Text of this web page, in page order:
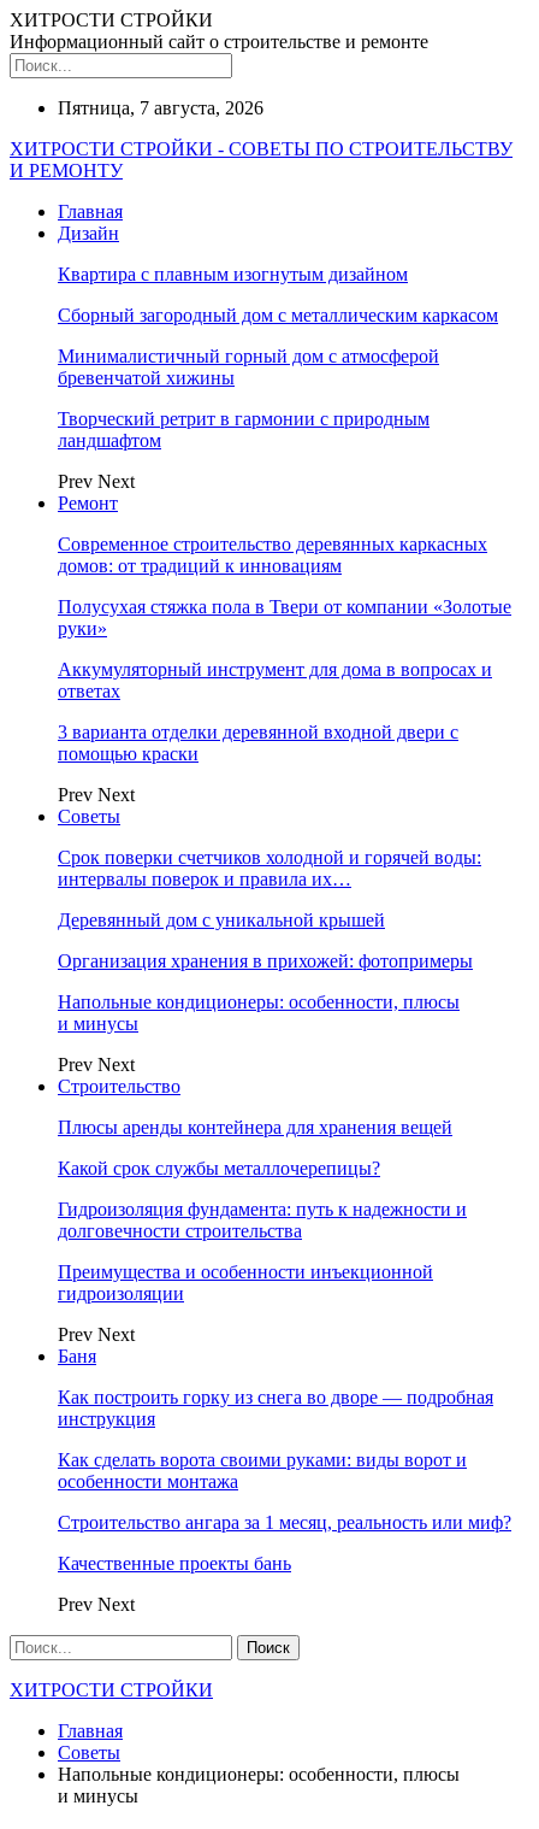
ХИТРОСТИ СТРОЙКИ
Информационный сайт о строительстве и ремонте
Пятница, 7 августа, 2026
ХИТРОСТИ СТРОЙКИ - СОВЕТЫ ПО СТРОИТЕЛЬСТВУ
И РЕМОНТУ
Главная
Дизайн
Квартира с плавным изогнутым дизайном
Сборный загородный дом с металлическим каркасом
Минималистичный горный дом с атмосферой
бревенчатой хижины
Творческий ретрит в гармонии с природным
ландшафтом
Prev Next
Ремонт
Современное строительство деревянных каркасных
домов: от традиций к инновациям
Полусухая стяжка пола в Твери от компании «Золотые
руки»
Аккумуляторный инструмент для дома в вопросах и
ответах
3 варианта отделки деревянной входной двери с
помощью краски
Prev Next
Советы
Срок поверки счетчиков холодной и горячей воды:
интервалы поверок и правила их…
Деревянный дом с уникальной крышей
Организация хранения в прихожей: фотопримеры
Напольные кондиционеры: особенности, плюсы
и минусы
Prev Next
Строительство
Плюсы аренды контейнера для хранения вещей
Какой срок службы металлочерепицы?
Гидроизоляция фундамента: путь к надежности и
долговечности строительства
Преимущества и особенности инъекционной
гидроизоляции
Prev Next
Баня
Как построить горку из снега во дворе — подробная
инструкция
Как сделать ворота своими руками: виды ворот и
особенности монтажа
Строительство ангара за 1 месяц, реальность или миф?
Качественные проекты бань
Prev Next
ХИТРОСТИ СТРОЙКИ
Главная
Советы
Напольные кондиционеры: особенности, плюсы
и минусы